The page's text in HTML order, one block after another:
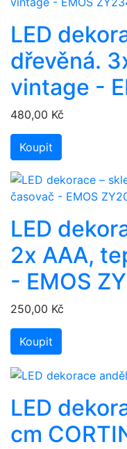
LED
dřevěná.
vintage -
480,00 Kč
Koupit
LED
2x AAA,
- EMOS
250,00 Kč
Koupit
LED
cm